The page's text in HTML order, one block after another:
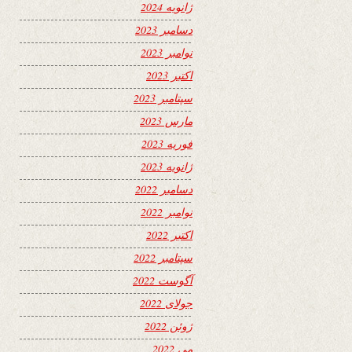
ژانویه 2024
دسامبر 2023
نوامبر 2023
اکتبر 2023
سپتامبر 2023
مارس 2023
فوریه 2023
ژانویه 2023
دسامبر 2022
نوامبر 2022
اکتبر 2022
سپتامبر 2022
آگوست 2022
جولای 2022
ژوئن 2022
می 2022